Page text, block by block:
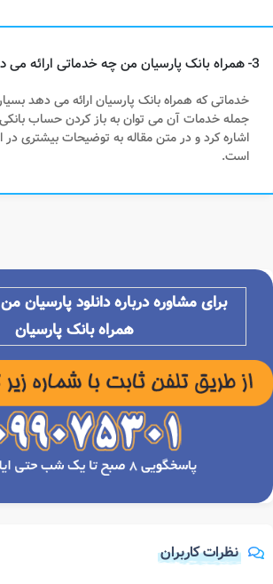
3- همراه بانک پارسیان من چه خدماتی ارائه می دهد؟
خدماتی که همراه بانک پارسیان ارائه می دهد
جمله خدمات آن می توان به باز کردن حساب بانکی
اشاره کرد و در متن مقاله به توضیحات بیشتری در
است.
برای مشاوره درباره دانلود پارسیان
همراه بانک پارسیان
نظرات کاربران